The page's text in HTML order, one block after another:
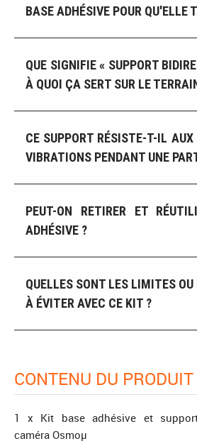
BASE ADHÉSIVE POUR QU'ELLE
QUE SIGNIFIE « SUPPORT
À QUOI ÇA SERT SUR LE
CE SUPPORT RÉSISTE-T-IL
VIBRATIONS PENDANT UNE
PEUT-ON RETIRER ET
ADHÉSIVE ?
QUELLES SONT LES LIMITES OU
À ÉVITER AVEC CE KIT ?
CONTENU DU PRODUIT
1 x Kit base adhésive et
caméra Osmoµ